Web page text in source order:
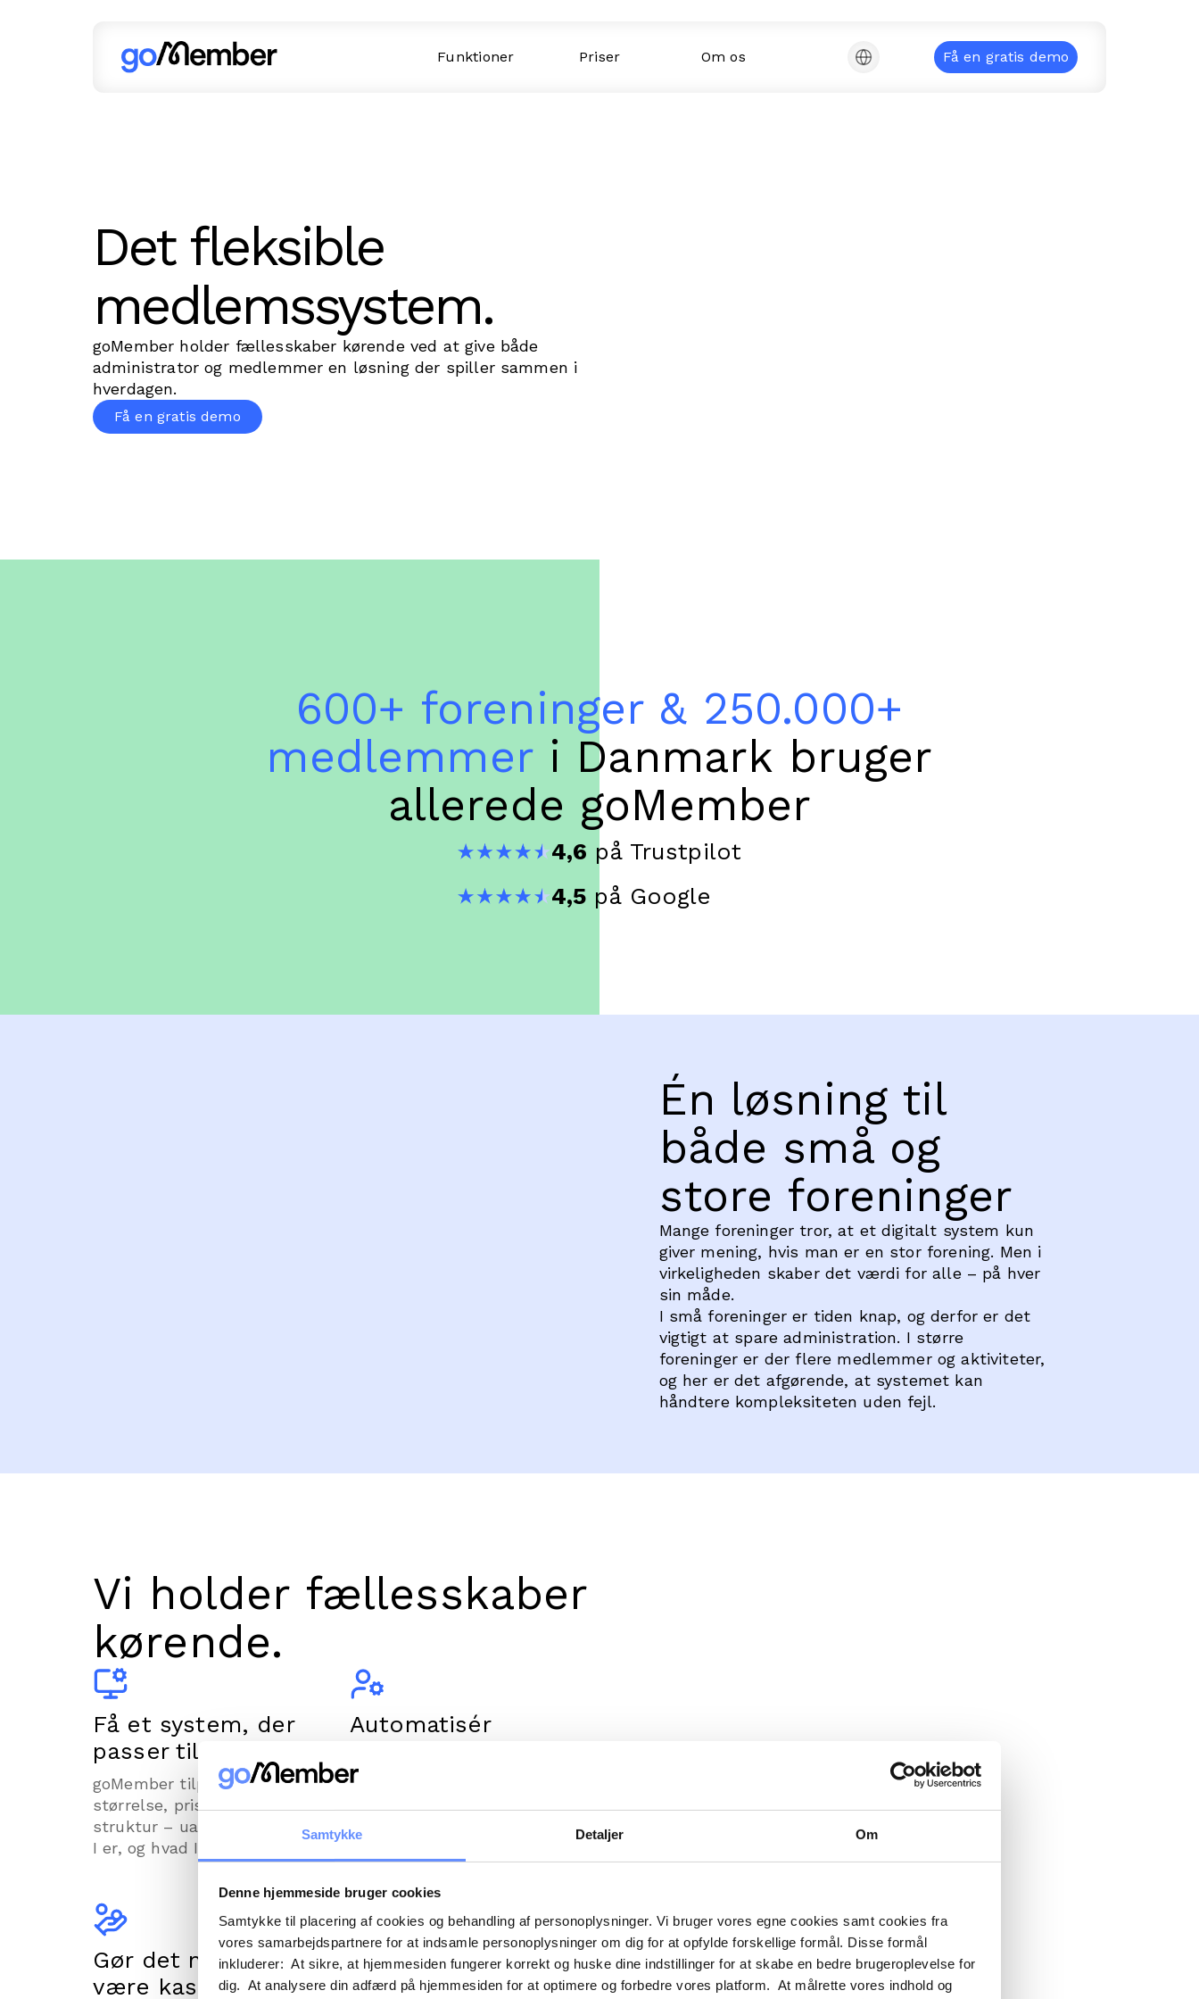
Samtykke Detaljer Om
Denne hjemmeside bruger cookies
Samtykke til placering af cookies og behandling af personoplysninger. Vi bruger vores egne cookies samt cookies fra
vores samarbejdspartnere for at indsamle personoplysninger om dig for at opfylde forskellige formål. Disse formål
inkluderer: At sikre, at hjemmesiden fungerer korrekt og huske dine indstillinger for at skabe en bedre brugeroplevelse for
dig. At analysere din adfærd på hjemmesiden for at optimere og forbedre vores platform. At målrette vores indhold og
Funktioner Priser Om os Få en gratis demo
Det fleksible
medlemssystem.
goMember holder fællesskaber kørende ved at give både
administrator og medlemmer en løsning der spiller sammen i
hverdagen.
Få en gratis demo
600+ foreninger & 250.000+
medlemmeri Danmark bruger
allerede goMember
4,6 på Trustpilot
4,5 på Google
Én løsning til
både små og
store foreninger
Mange foreninger tror, at et digitalt system kun
giver mening, hvis man er en stor forening. Men i
virkeligheden skaber det værdi for alle – på hver
sin måde.
I små foreninger er tiden knap, og derfor er det
vigtigt at spare administration. I større
foreninger er der flere medlemmer og aktiviteter,
og her er det afgørende, at systemet kan
håndtere kompleksiteten uden fejl.
Vi holder fællesskaber
kørende.
Få et system, der
passer til jer.
goMember tilpasses jeres
størrelse, prissætning og
struktur – uanset hvor mange
I er, og hvad I samles om.
Automatisér
Med goMember kan
kan selv automatisere alt fra
og rykkere.
Gør det nemt at
være kasserer.
Nå ud til
medlemmerne.